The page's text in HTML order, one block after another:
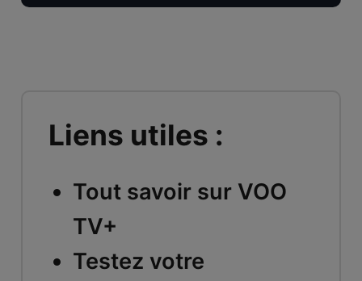
Liens utiles :
Tout savoir sur VOO
TV+
Testez votre